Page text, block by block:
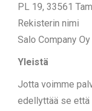
PL 19, 33561
Rekisterin nimi
Salo Company Oy
Yleistä
Jotta voimme
edellyttää se että